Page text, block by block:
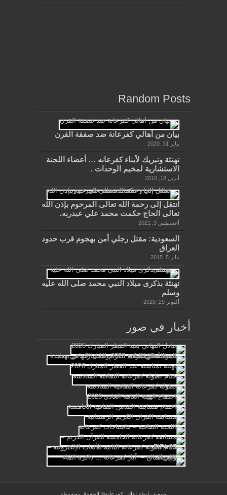
Random Posts
بيان من أهالي كفرعانة ضد صفقة القرن
يناير 31, 2020
تهنئة وتبريك لأبناء كفرعانه … أعضاء اللجنة
الاستشارية لمخيم الوحدات .
أبريل 18, 2016
انتقل إلى رحمة الله تعالى المرحوم بإذن الله
تعالى الحاج حكمت محمد علي عبدربه.
أغسطس 3, 2021
السعودية: مقتل رجلي أمن بهجوم قرب حدود
العراق
يناير 5, 2015
تهنئة بذكرى ميلاد النبي محمد صلى الله عليه
وسلم
أكتوبر 29, 2020
أخبار في صور